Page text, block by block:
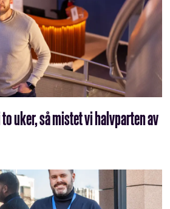
uker, så mistet vi halvparten av